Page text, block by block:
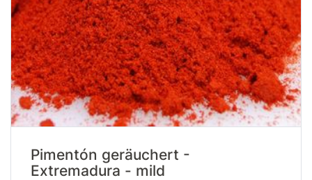
Pimentón geräuchert -
Extremadura - mild